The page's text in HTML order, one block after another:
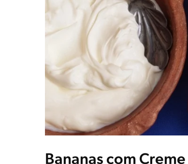
Bananas com